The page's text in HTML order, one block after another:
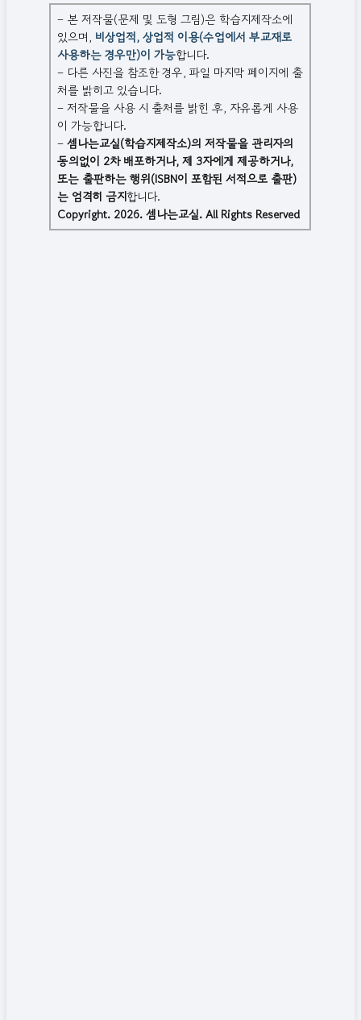
– 본 저작물(문제 및 도형 그림)은 학습지제작소에
있으며, 비상업적, 상업적 이용(수업에서 부교재로
사용하는 경우만)이 가능합니다.
– 다른 사진을 참조한 경우, 파일 마지막 페이지에 출
처를 밝히고 있습니다.
– 저작물을 사용 시 출처를 밝힌 후, 자유롭게 사용
이 가능합니다.
–셈나는교실(학습지제작소)의 저작물을 관리자의
동의없이 2차 배포하거나, 제 3자에게 제공하거나,
또는 출판하는 행위(ISBN이 포함된 서적으로 출판)
는 엄격히 금지합니다.
Copyright. 2026. 셈나는교실. All Rights Reserved